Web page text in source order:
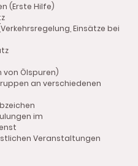
(Erste Hilfe)
Einsätze bei
von Ölspuren)
an verschiedenen
im
Veranstaltungen